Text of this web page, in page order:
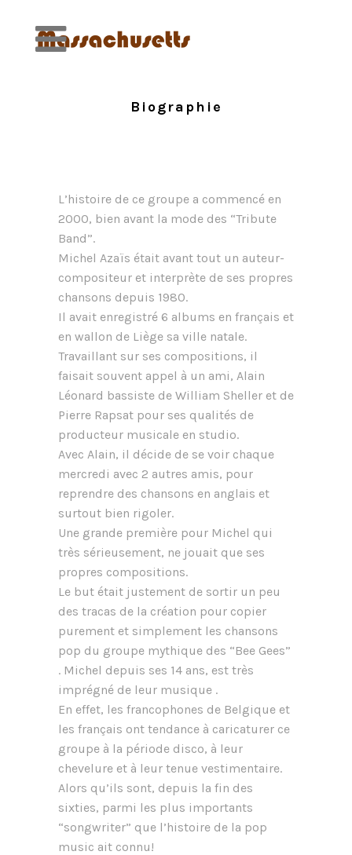
Biographie
L’histoire de ce groupe a commencé en
2000, bien avant la mode des “Tribute
Band”.
Michel Azaïs était avant tout un auteur-
compositeur et interprète de ses propres
chansons depuis 1980.
Il avait enregistré 6 albums en français et
en wallon de Liège sa ville natale.
Travaillant sur ses compositions, il
faisait souvent appel à un ami, Alain
Léonard bassiste de William Sheller et de
Pierre Rapsat pour ses qualités de
producteur musicale en studio.
Avec Alain, il décide de se voir chaque
mercredi avec 2 autres amis, pour
reprendre des chansons en anglais et
surtout bien rigoler.
Une grande première pour Michel qui
très sérieusement, ne jouait que ses
propres compositions.
Le but était justement de sortir un peu
des tracas de la création pour copier
purement et simplement les chansons
pop du groupe mythique des “Bee Gees”
. Michel depuis ses 14 ans, est très
imprégné de leur musique .
En effet, les francophones de Belgique et
les français ont tendance à caricaturer ce
groupe à la période disco, à leur
chevelure et à leur tenue vestimentaire.
Alors qu’ils sont, depuis la fin des
sixties, parmi les plus importants
“songwriter” que l’histoire de la pop
music ait connu!